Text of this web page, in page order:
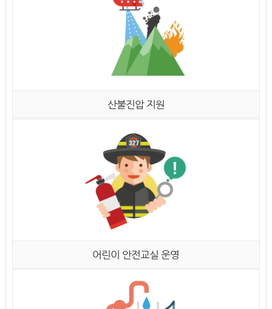
산불진압 지원
어린이 안전교실 운영